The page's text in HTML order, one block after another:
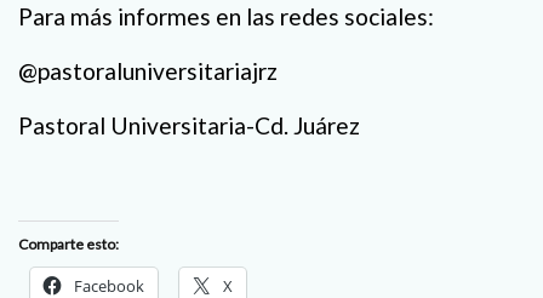
Para más informes en las redes sociales:
@pastoraluniversitariajrz
Pastoral Universitaria-Cd. Juárez
Comparte esto:
Facebook X